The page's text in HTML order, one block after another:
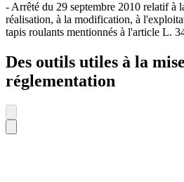
- Arrêté du 29 septembre 2010 relatif à
réalisation, à la modification, à
tapis roulants mentionnés à l'article L.
Des outils utiles à la
réglementation